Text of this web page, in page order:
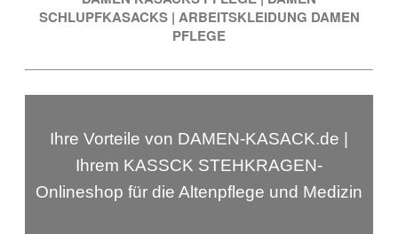
SCHLUPFKASACKS | ARBEITSKLEIDUNG DAMEN
PFLEGE
Ihre Vorteile von DAMEN-KASACK.de |
Ihrem KASSCK STEHKRAGEN-
Onlineshop für die Altenpflege und Medizin